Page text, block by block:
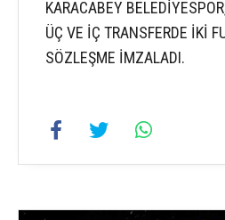
KARACABEY
ÜÇ VE İÇ TRANSFERDE İKİ
SÖZLEŞME İMZALADI.